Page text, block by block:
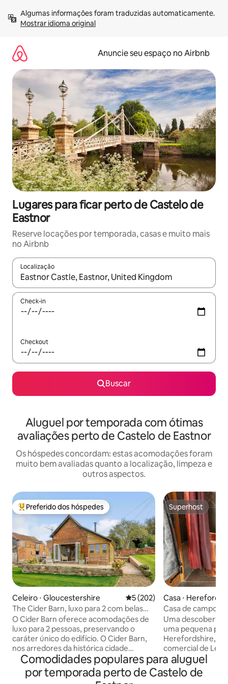
para
Mostrar idioma original
Anuncie seu espaço no Airbnb
Lugares para ficar perto de Castelo de
Eastnor
Reserve locações por temporada, casas e muito mais
no Airbnb
Localização
Quando os resultados estiverem disponíveis, explore-os
Check-in
Checkout
Buscar
Aluguel por temporada com ótimas
avaliações perto de Castelo de Eastnor
Os hóspedes concordam: estas acomodações foram
muito bem avaliadas quanto a localização, limpeza e
outros aspectos.
Entre os melhores preferidos dos hóspedes
Preferido dos hóspedes
Celeiro ⋅ Gloucestershire 5 de uma avaliação média de
5 (202)
The Cider Barn, luxo para 2 com belas
vistas.
O Cider Barn oferece acomodações de
luxo para 2 pessoas, preservando o
caráter único do edifício. O Cider Barn,
nos arredores da histórica cidade
mercantil de Ledbury, desfruta de uma
localização rural idílica, vistas
deslumbrantes e caminhadas e ciclismo
Superhost
Superhost
Casa ⋅
Casa de campo
Uma descoberta
uma pequena
Herefordshire, a
comercial de
campo chique de
perfeito para
acabamento
Comodidades populares para aluguel
por temporada perto de Castelo de